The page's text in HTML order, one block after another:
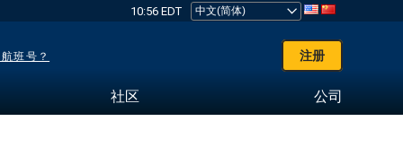
10:56 EDT
班号？ 注册
社区 公司